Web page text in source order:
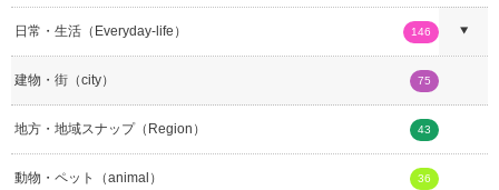
日常・生活（Everyday-life） 146
建物・街（city） 75
地方・地域スナップ（Region） 43
動物・ペット（animal） 36